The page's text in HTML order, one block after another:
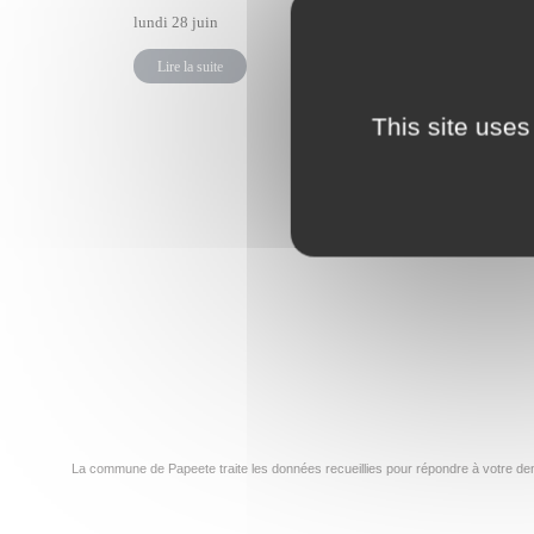
lundi 28 juin
Lire la suite
La commune de Papeete traite les données recueillies pour répondre à votre
This site